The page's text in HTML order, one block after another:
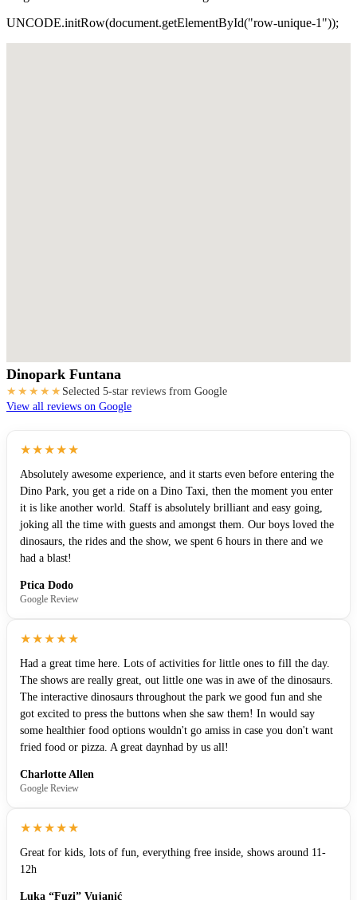
UNCODE.initRow(document.getElementById("row-unique-1"));
Dinopark Funtana
★★★★★ Selected 5-star reviews from Google
View all reviews on Google
★★★★★
Absolutely awesome experience, and it starts even before entering the
Dino Park, you get a ride on a Dino Taxi, then the moment you enter
it is like another world. Staff is absolutely brilliant and easy going,
joking all the time with guests and amongst them. Our boys loved the
dinosaurs, the rides and the show, we spent 6 hours in there and we
had a blast!
Ptica Dodo
Google Review
★★★★★
Had a great time here. Lots of activities for little ones to fill the day.
The shows are really great, out little one was in awe of the dinosaurs.
The interactive dinosaurs throughout the park we good fun and she
got excited to press the buttons when she saw them! In would say
some healthier food options wouldn't go amiss in case you don't want
fried food or pizza. A great daynhad by us all!
Charlotte Allen
Google Review
★★★★★
Great for kids, lots of fun, everything free inside, shows around 11-
12h
Luka “Fuzi” Vujanić